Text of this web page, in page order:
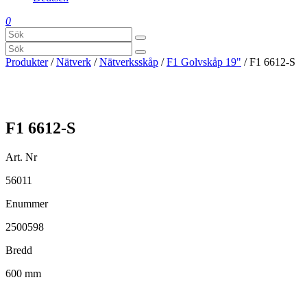
0
Produkter/Nätverk /Nätverksskåp /F1 Golvskåp 19" / F1 6612-S
F1 6612-S
Art. Nr
56011
Enummer
2500598
Bredd
600 mm